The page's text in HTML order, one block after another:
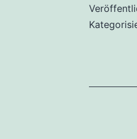
Bäume